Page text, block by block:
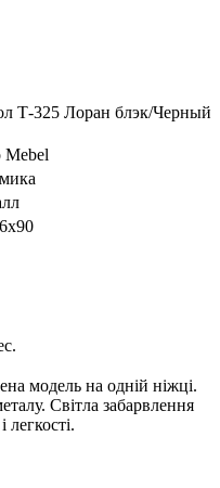
Т-325 Лоран блэк/Черный
Mebel
модель на одній ніжці.
Світла забарвлення
легкості.